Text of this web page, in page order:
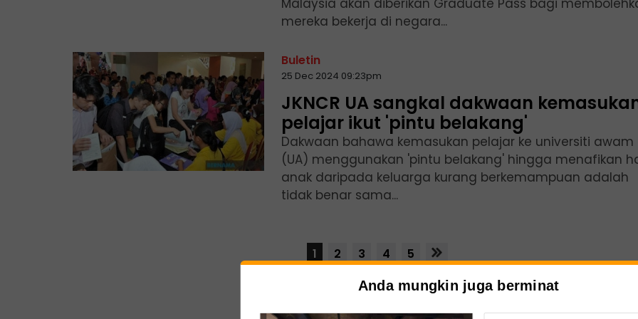
Malaysia akan diberikan Graduate Pass bagi
mereka bekerja di negara...
Buletin
25 Dec 2024 09:23pm
JKNCR UA sangkal dakwaan
pelajar ikut 'pintu belakang'
Dakwaan bahawa kemasukan pelajar ke universiti awam
(UA) menggunakan 'pintu belakang' hingga menafikan
anak daripada keluarga kurang berkemampuan adalah
tidak benar sama...
1 2 3 4 5
Anda mungkin juga berminat